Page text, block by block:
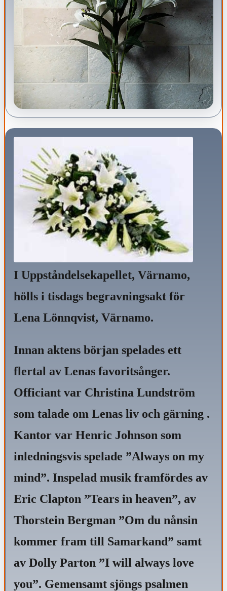
I Uppståndelsekapellet, Värnamo,
hölls i tisdags begravningsakt för
Lena Lönnqvist, Värnamo.
Innan aktens början spelades ett
flertal av Lenas favoritsånger.
Officiant var Christina Lundström
som talade om Lenas liv och gärning .
Kantor var Henric Johnson som
inledningsvis spelade ”Always on my
mind”. Inspelad musik framfördes av
Eric Clapton ”Tears in heaven”, av
Thorstein Bergman ”Om du nånsin
kommer fram till Samarkand” samt
av Dolly Parton ”I will always love
you”. Gemensamt sjöngs psalmen